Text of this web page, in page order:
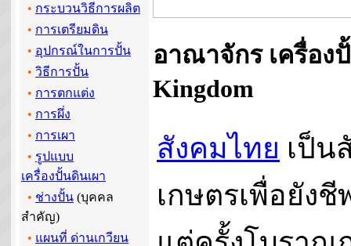
• กระบวนวิธีการผลิต
• การเตรียมดิน
• อุปกรณ์ในการปั้น
• วิธีการปั้น
• การตกแต่ง
• การผึ่ง
• การเผา
• รูปแบบ
เครื่องปั้นดินเผา
• ช่างปั้น (บุคคล
สำคัญ)
• แผนที่ ด่านเกวียน
อาณาจักร เครื่อง
Kingdom
สังคมไทย เป็น
เกษตรเพื่อยังชี